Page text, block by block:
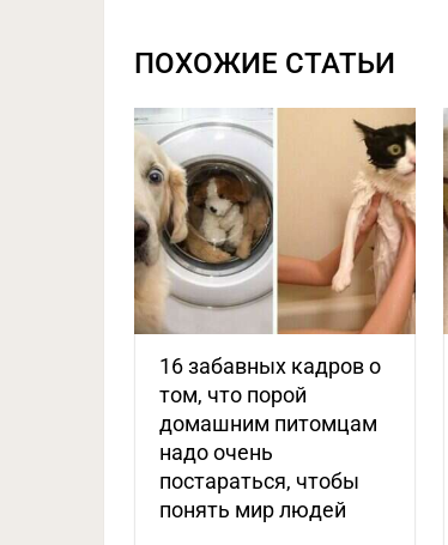
ПОХОЖИЕ СТАТЬИ
16 забавных кадров о
том, что порой
домашним питомцам
надо очень
постараться, чтобы
понять мир людей